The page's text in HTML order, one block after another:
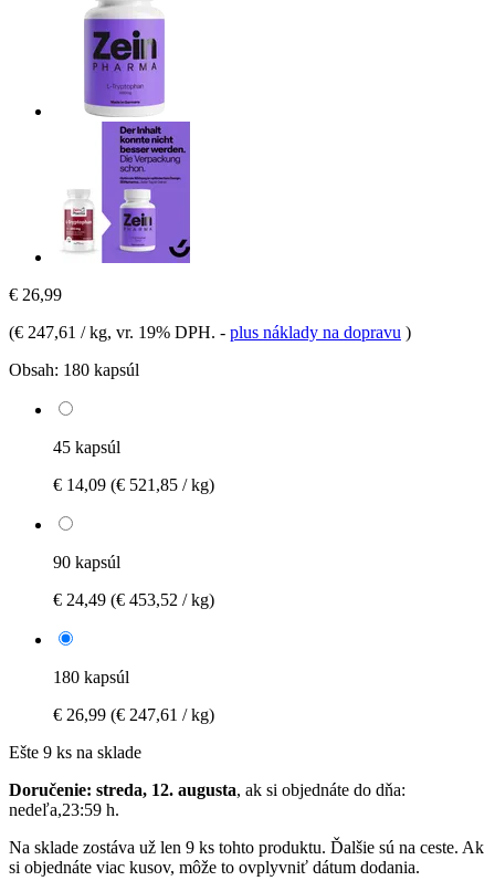
€ 26,99
(€ 247,61 / kg, vr. 19% DPH. - plus náklady na dopravu )
Obsah: 180 kapsúl
45 kapsúl
€ 14,09 (€ 521,85 / kg)
90 kapsúl
€ 24,49 (€ 453,52 / kg)
180 kapsúl
€ 26,99 (€ 247,61 / kg)
Ešte 9 ks na sklade
Doručenie: streda, 12. augusta, ak si objednáte do dňa:
nedeľa,23:59 h.
Na sklade zostáva už len 9 ks tohto produktu. Ďalšie sú na ceste. Ak
si objednáte viac kusov, môže to ovplyvniť dátum dodania.